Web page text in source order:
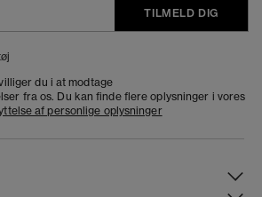
TILMELD DIG
du i at modtage
fra os. Du kan finde flere oplysninger i vores
af personlige oplysninger